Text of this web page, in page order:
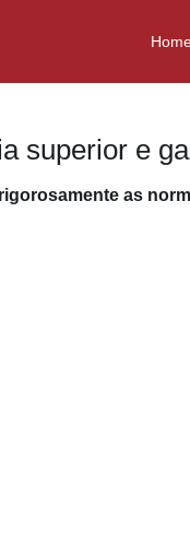
superior e
as